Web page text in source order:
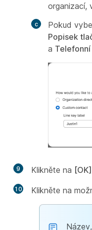
organizací,
Pokud
Popisek
a
9 Klikněte na [OK]
10 Klikněte na